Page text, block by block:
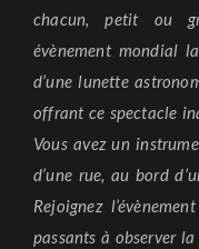
chacun, petit ou
évènement mondial
d’une lunette
offrant ce spectacle
Vous avez un
d’une rue, au bord
Rejoignez
passants à observer